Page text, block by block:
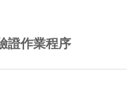
證作業程序